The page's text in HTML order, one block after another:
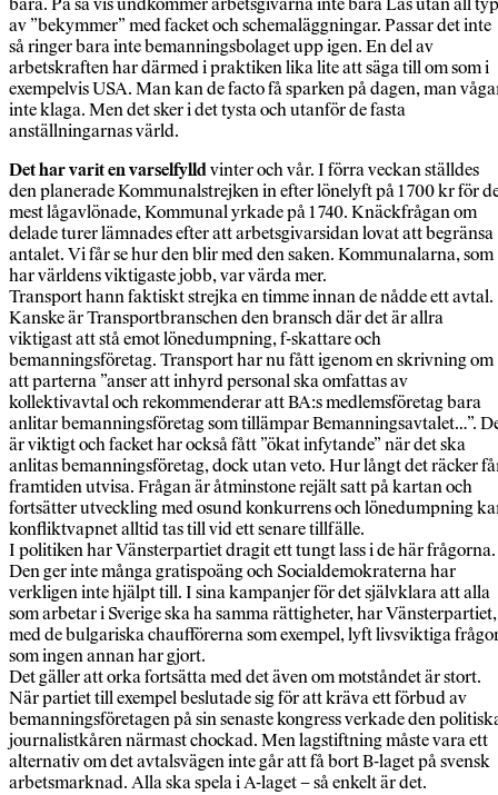
bara. På så vis undkommer arbetsgivarna inte bara Las utan all typ
av ”bekymmer” med facket och schemaläggningar. Passar det inte
så ringer bara inte bemanningsbolaget upp igen. En del av
arbetskraften har därmed i praktiken lika lite att säga till om som i
exempelvis USA. Man kan de facto få sparken på dagen, man
inte klaga. Men det sker i det tysta och utanför de fasta
anställningarnas värld.
Det har varit en varselfylldvinter och vår. I förra veckan ställdes
den planerade Kommunalstrejken in efter lönelyft på 1 700 kr för
mest lågavlönade, Kommunal yrkade på 1 740. Knäckfrågan om
delade turer lämnades efter att arbetsgivarsidan lovat att begränsa
antalet. Vi får se hur den blir med den saken. Kommunalarna, som
har världens viktigaste jobb, var värda mer.
Transport hann faktiskt strejka en timme innan de nådde ett avtal.
Kanske är Transportbranschen den bransch där det är allra
viktigast att stå emot lönedumpning, f-skattare och
bemanningsföretag. Transport har nu fått igenom en skrivning om
att parterna ”anser att inhyrd personal ska omfattas av
kollektivavtal och rekommenderar att BA:s medlemsföretag bara
anlitar bemanningsföretag som tillämpar Bemanningsavtalet…”.
är viktigt och facket har också fått ”ökat infytande” när det ska
anlitas bemanningsföretag, dock utan veto. Hur långt det räcker
framtiden utvisa. Frågan är åtminstone rejält satt på kartan och
fortsätter utveckling med osund konkurrens och lönedumpning
konfliktvapnet alltid tas till vid ett senare tillfälle.
I politiken har Vänsterpartiet dragit ett tungt lass i de här frågorna.
Den ger inte många gratispoäng och Socialdemokraterna har
verkligen inte hjälpt till. I sina kampanjer för det självklara att alla
som arbetar i Sverige ska ha samma rättigheter, har Vänsterpartiet,
med de bulgariska chaufförerna som exempel, lyft livsviktiga
som ingen annan har gjort.
Det gäller att orka fortsätta med det även om motståndet är stort.
När partiet till exempel beslutade sig för att kräva ett förbud av
bemanningsföretagen på sin senaste kongress verkade den
journalistkåren närmast chockad. Men lagstiftning måste vara ett
alternativ om det avtalsvägen inte går att få bort B-laget på svensk
arbetsmarknad. Alla ska spela i A-laget – så enkelt är det.